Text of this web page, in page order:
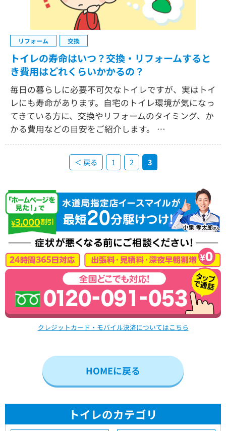
リフォーム 交換
トイレの寿命はいつ？交換・リフォームすると
き費用はどれくらいかかるの？
毎日の暮らしに必要不可欠なトイレですが、実はトイ
レにも寿命があります。自宅のトイレ環境が気になっ
てきている方に、交換やリフォームのタイミング、か
かる費用などの目安をご紹介します。 …
＜ 戻る 1 2 3
クレジットカード・モバイル決済についてはこちら
HOMEに戻る
トイレのカテゴリ